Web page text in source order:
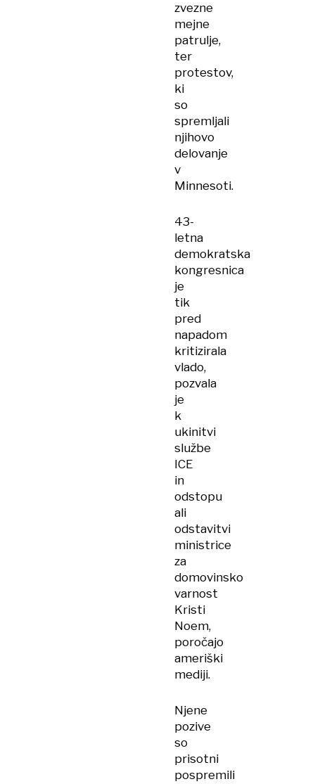
zvezne
mejne
patrulje,
ter
protestov,
ki
so
spremljali
njihovo
delovanje
v
Minnesoti.
43-
letna
demokratska
kongresnica
je
tik
pred
napadom
kritizirala
vlado,
pozvala
je
k
ukinitvi
službe
ICE
in
odstopu
ali
odstavitvi
ministrice
za
domovinsko
varnost
Kristi
Noem,
poročajo
ameriški
mediji.
Njene
pozive
so
prisotni
pospremili